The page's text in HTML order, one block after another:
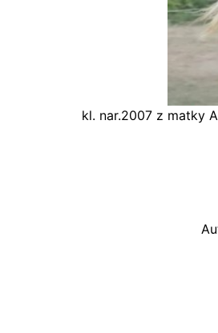
kl. nar.2007 z matky